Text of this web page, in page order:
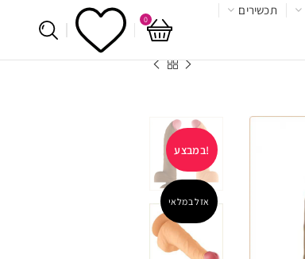
תכשירים
0
במבצע!
אזל במלאי